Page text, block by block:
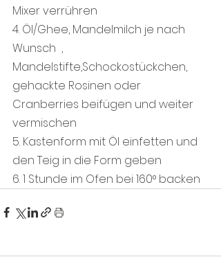
Mixer verrühren
4. Öl/Ghee, Mandelmilch je nach
Wunsch  ,
Mandelstifte,Schockostückchen,
gehackte Rosinen oder
Cranberries beifügen und weiter
vermischen
5. Kastenform mit Öl einfetten und
den Teig in die Form geben
6. 1 Stunde im Ofen bei 160° backen